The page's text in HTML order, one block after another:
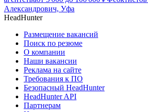
Александрович, Уфа
HeadHunter
Размещение вакансий
Поиск по резюме
О компании
Наши вакансии
Реклама на сайте
Требования к ПО
Безопасный HeadHunter
HeadHunter API
Партнерам